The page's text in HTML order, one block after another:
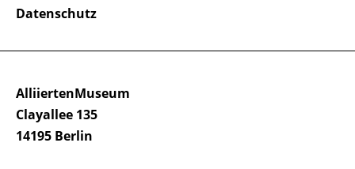
AlliiertenMuseum
Clayallee 135
14195 Berlin
Datenschutz